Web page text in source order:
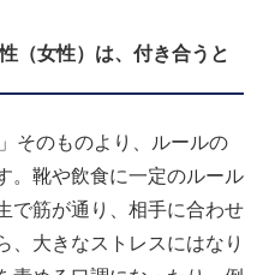
（女性）は、付き合うと
そのものより、ルールの
。靴や飲食に一定のルール
で筋が通り、相手に合わせ
、大きなストレスにはなり